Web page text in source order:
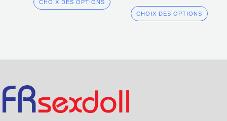
CHOIX DES OPTIONS
CHOIX DES OPTIONS